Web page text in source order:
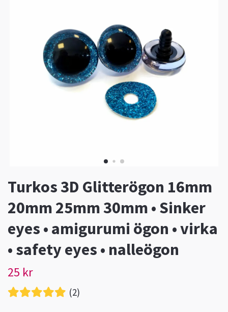
Turkos 3D Glitterögon 16mm
20mm 25mm 30mm • Sinker
eyes • amigurumi ögon • virka
• safety eyes • nalleögon
25 kr
(2)